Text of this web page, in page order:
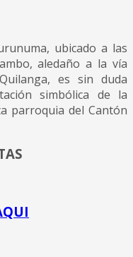
ubicado a las
aledaño a la vía
es sin duda
simbólica de la
parroquia del Cantón